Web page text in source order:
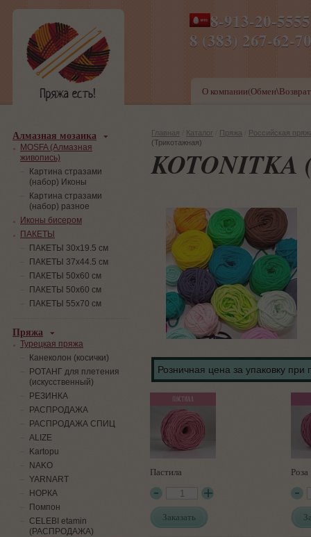
8-913-20-
8 (383) 267-
ПН-ПТ 8-17,СБ-ВС 9-
О
Главная Каталог Пряжа
Российская
(Трикотажная)
Розничная цена за упаковку при
Пастила
Заказать
Роза
Алмазная мозаика
MOSFA (Алмазная
живопись)
Картина стразами
(набор) Иконы
Картина стразами
(набор) разное
Иконы бисером
ПАКЕТЫ
ПАКЕТЫ 30х19.5 см
ПАКЕТЫ 37х44.5 см
ПАКЕТЫ 50х60 см
ПАКЕТЫ 50х60 см
ПАКЕТЫ 55х70 см
Пряжа
Турецкая пряжа
Канеколон (косички)
РОТАНГ для плетения
(искусственный)
PЕЗИНКА
РАСПРОДАЖА
РАСПРОДАЖА СПИЦ
ALIZE
Kartopu
NAKO
YARNART
НОРКА
Помпон
СELEBI etamin
(РАСПРОДАЖА)